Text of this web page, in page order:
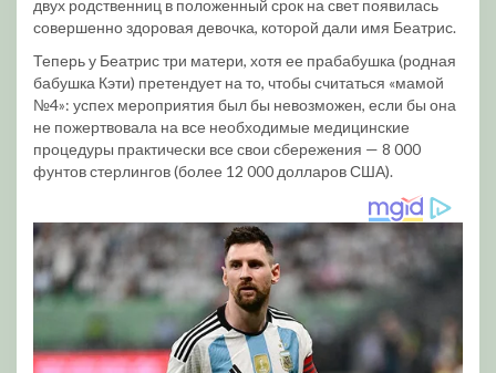
двух родственниц в положенный срок на свет появилась
совершенно здоровая девочка, которой дали имя Беатрис.
Теперь у Беатрис три матери, хотя ее прабабушка (родная
бабушка Кэти) претендует на то, чтобы считаться «мамой
№4»: успех мероприятия был бы невозможен, если бы она
не пожертвовала на все необходимые медицинские
процедуры практически все свои сбережения — 8 000
фунтов стерлингов (более 12 000 долларов США).